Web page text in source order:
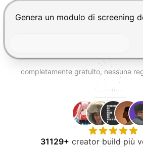
PROVA GRATIS
Premi Invio per inviare,
completamente gratuito, nessuna
31129+ creator build più